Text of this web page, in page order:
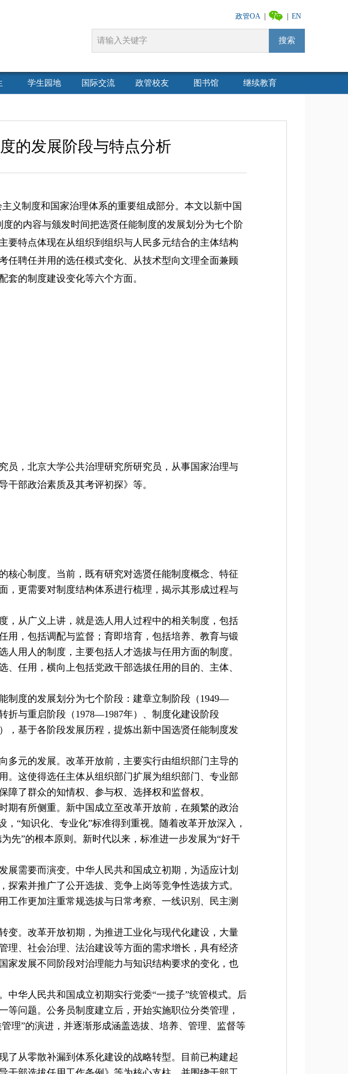
政管OA EN
搜索
学生园地 国际交流 政管校友 图书馆 继续教育
的发展阶段与特点分析
义制度和国家治理体系的重要组成部分。本文以新中国
的内容与颁发时间把选贤任能制度的发展划分为七个阶
要特点体现在从组织到组织与人民多元结合的主体结构
任聘任并用的选任模式变化、从技术型向文理全面兼顾
套的制度建设变化等六个方面。
员，北京大学公共治理研究所研究员，从事国家治理与
部政治素质及其考评初探》等。
核心制度。当前，既有研究对选贤任能制度概念、特征
，更需要对制度结构体系进行梳理，揭示其形成过程与
，从广义上讲，就是选人用人过程中的相关制度，包括
用，包括调配与监督；育即培育，包括培养、教育与锻
用人的制度，主要包括人才选拔与任用方面的制度。
任用，横向上包括党政干部选拔任用的目的、主体、
制度的发展划分为七个阶段：建章立制阶段（1949—
折与重启阶段（1978—1987年）、制度化建设阶段
，基于各阶段发展历程，提炼出新中国选贤任能制度发
多元的发展。改革开放前，主要实行由组织部门主导的
。这使得选任主体从组织部门扩展为组织部门、专业部
了群众的知情权、参与权、选择权和监督权。
期有所侧重。新中国成立至改革开放前，在频繁的政治
“知识化、专业化”标准得到重视。随着改革开放深入，
先”的根本原则。新时代以来，标准进一步发展为“好干
展需要而演变。中华人民共和国成立初期，为适应计划
索并推广了公开选拔、竞争上岗等竞争性选拔方式。
工作更加注重常规选拔与日常考察、一线识别、民主测
变。改革开放初期，为推进工业化与现代化建设，大量
理、社会治理、法治建设等方面的需求增长，具有经济
家发展不同阶段对治理能力与知识结构要求的变化，也
中华人民共和国成立初期实行党委“一揽子”统管模式。后
问题。公务员制度建立后，开始实施职位分类管理，
理”的演进，并逐渐形成涵盖选拔、培养、管理、监督等
了从零散补漏到体系化建设的战略转型。目前已构建起